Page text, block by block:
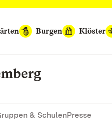
Burgen Klöster
& SchulenPresse